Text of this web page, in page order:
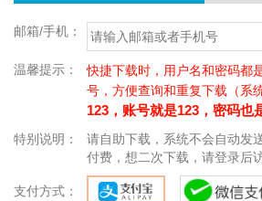
邮箱/手机：
温馨提示：
快捷下载时，用户名和密码都
号，方便查询和重复下载（系
123，账号就是123，密码也
特别说明：
请自助下载，系统不会自动发
付费，想二次下载，请登录后
支付方式：